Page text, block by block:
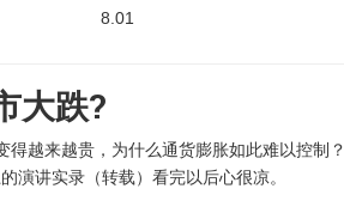
8.01
大跌?
越来越贵，为什么通货膨胀如此难以控制？
演讲实录（转载）看完以后心很凉。